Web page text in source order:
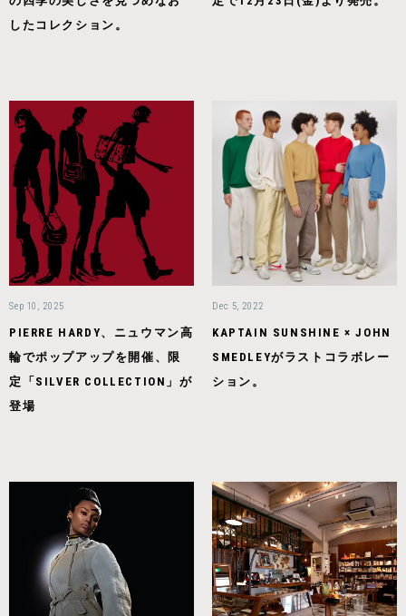
したコレクション。
Sep 10, 2025
PIERRE HARDY、ニュウマン高
輪でポップアップを開催、限
定「SILVER COLLECTION」が
登場
Dec 5, 2022
KAPTAIN SUNSHINE × JOHN
SMEDLEYがラストコラボレー
ション。